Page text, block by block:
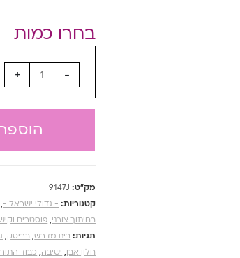
-
+
מק"ט: 9147J
קטגוריות: - גדולי ישראל -,
בחיתוך צורני, פוסטרים
תגיות: בית מדרש, בריסק,
חלון אבן, ישיבה, כבוד